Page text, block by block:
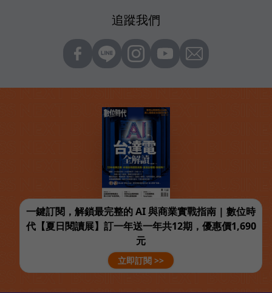
追蹤我們
一鍵訂閱，解鎖最完整的 AI 與商業實戰指南 | 數位時
代【夏日閱讀展】訂一年送一年共12期，優惠價1,690
元
立即訂閱 >>